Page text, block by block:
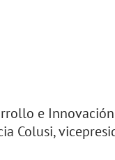
e
Colusi,